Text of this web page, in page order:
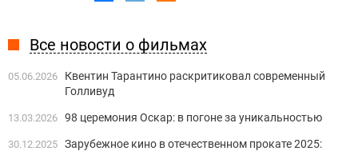
Все новости о фильмах
05.06.2026
Квентин Тарантино раскритиковал современный
Голливуд
13.03.2026 98 церемония Оскар: в погоне за уникальностью
30.12.2025 Зарубежное кино в отечественном прокате 2025: